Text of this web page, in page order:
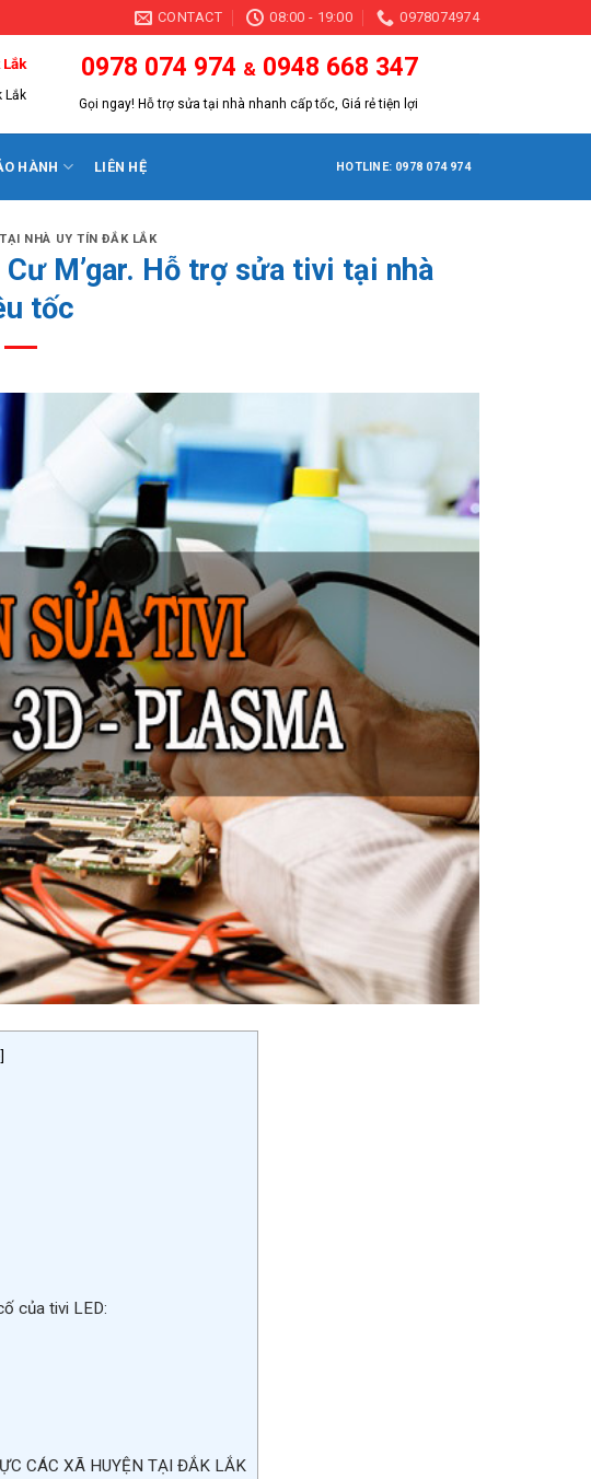
CONTACT 08:00 - 19:00 0978074974
Lắk
0978 074 974 & 0948 668 347
Gọi ngay! Hỗ trợ sửa tại nhà nhanh cấp tốc, Giá rẻ tiện lợi
HÀNH LIÊN HỆ HOTLINE: 0978 074 974
NHÀ UY TÍN ĐẮK LẮK
M’gar. Hỗ trợ sửa tivi tại nhà
tốc
]
của tivi LED:
CÁC XÃ HUYỆN TẠI ĐẮK LẮK